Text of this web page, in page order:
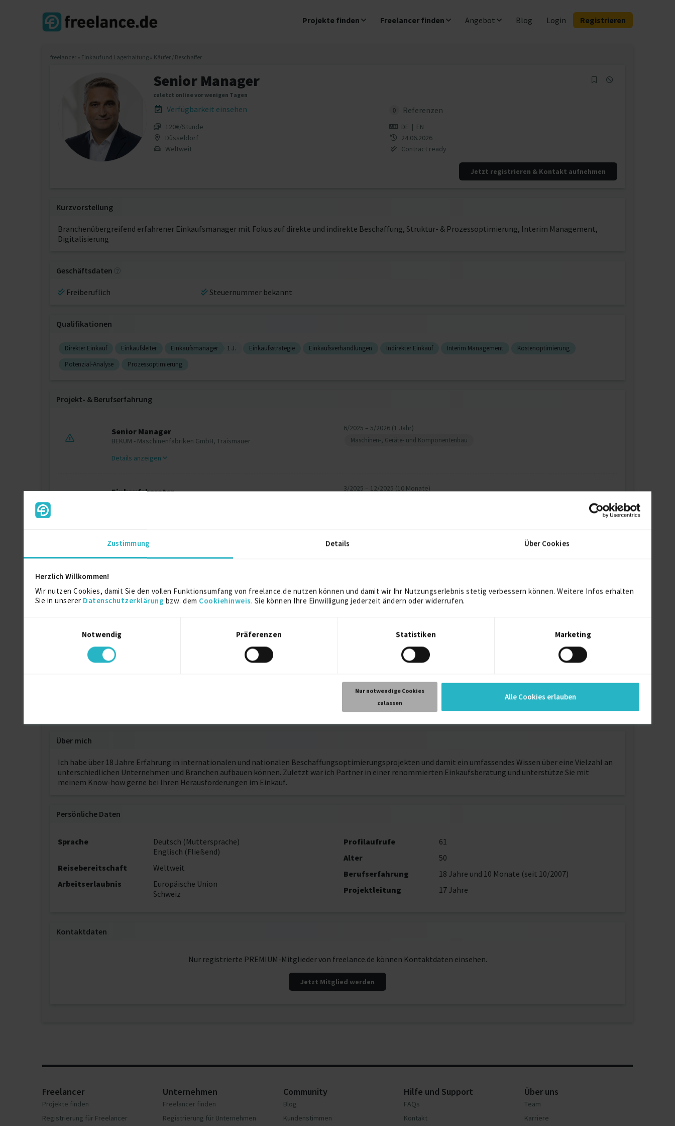
Zustimmung Details Über Cookies
Herzlich Willkommen!
Wir nutzen Cookies, damit Sie den vollen Funktionsumfang von freelance.de nutzen können und damit wir Ihr Nutzungserlebnis stetig verbessern können. Weitere Infos erhalten
Sie in unserer Datenschutzerklärung bzw. dem Cookiehinweis. Sie können Ihre Einwilligung jederzeit ändern oder widerrufen.
Notwendig
Präferenzen Statistiken Marketing
Nur notwendige Cookies
zulassen
Alle Cookies erlauben
Projekte finden Freelancer finden Angebot Blog Login Registrieren
freelancer » Einkauf und Lagerhaltung » Käufer / Beschaffer
Senior Manager
zuletzt online vor wenigen Tagen
Verfügbarkeit einsehen 0 Referenzen
120€/Stunde
Düsseldorf
Weltweit
DE | EN
24.06.2026
Contract ready
Jetzt registrieren & Kontakt aufnehmen
Kurzvorstellung
Branchenübergreifend erfahrener Einkaufsmanager mit Fokus auf direkte und indirekte Beschaffung, Struktur- & Prozessoptimierung, Interim Management,
Digitalisierung
Geschäftsdaten
Freiberuflich Steuernummer bekannt
Qualifikationen
Direkter Einkauf Einkaufsleiter Einkaufsmanager 1 J. Einkaufsstrategie Einkaufsverhandlungen Indirekter Einkauf Interim Management
Kostenoptimierung
Potenzial-Analyse
Prozessoptimierung
Projekt‐ & Berufserfahrung
Senior Manager
BEKUM - Maschinenfabriken GmbH, Traismauer
6/2025 – 5/2026 (1 Jahr)
Maschinen-, Geräte- und Komponentenbau
Details anzeigen
Einkaufsberater 3/2025 – 12/2025 (10 Monate)
Siegfried Holding AG, Minden
6/2023 – 6/2024 (1 Jahr, 1 Monat)
Weitere Projekt‐ & Berufserfahrung anzeigen
2007
Hamburg
Über mich
Ich habe über 18 Jahre Erfahrung in internationalen und nationalen Beschaffungsoptimierungsprojekten und damit ein umfassendes Wissen über eine Vielzahl an
unterschiedlichen Unternehmen und Branchen aufbauen können. Zuletzt war ich Partner in einer renommierten Einkaufsberatung und unterstütze Sie mit
meinem Know-how gerne bei Ihren Herausforderungen im Einkauf.
Persönliche Daten
Sprache
Deutsch (Muttersprache)
Englisch (Fließend)
Reisebereitschaft
Weltweit
Arbeitserlaubnis
Europäische Union
Schweiz
Profilaufrufe
61
Alter
50
Berufserfahrung
18 Jahre und 10 Monate (seit 10/2007)
Projektleitung
17 Jahre
Kontaktdaten
Nur registrierte PREMIUM-Mitglieder von freelance.de können Kontaktdaten einsehen.
Jetzt Mitglied werden
Freelancer
Projekte finden
Registrierung für Freelancer
Unternehmen
Freelancer finden
Registrierung für Unternehmen
Community
Blog
Kundenstimmen
Hilfe und Support
FAQs
Kontakt
Über uns
Team
Karriere